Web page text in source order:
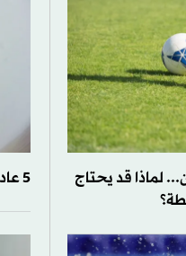
لماذا قد يحتاج
5 عادات «صحية» قد تضر جسمك